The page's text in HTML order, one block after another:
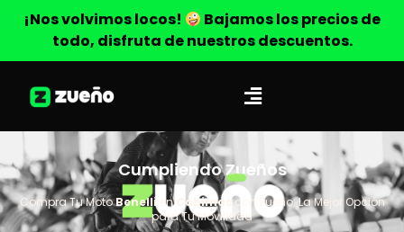
¡Nos volvimos locos!
Bajamos los precios de
todo, disfruta de nuestros descuentos.
Cumpliendo Zueños
Compra Tu MotoBenelli en Cabimascon Zueño: La Mejor Opción
para Tu Movilidad